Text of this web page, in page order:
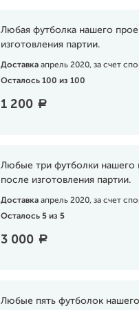
Любая футболка нашего
изготовления партии.
Доставка апрель 2020, за счет
Осталось 100 из 100
1 200 a
Любые три футболки нашего
после изготовления партии.
Доставка апрель 2020, за счет
Осталось 5 из 5
3 000 a
Любые пять футболок